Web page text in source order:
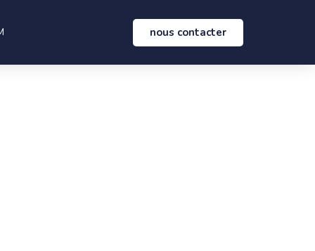
nous contacter